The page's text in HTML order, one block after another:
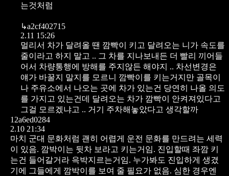
는것처럼
↳a2cf402715
2.11 15:26
멀리서 차가 달려올 땐 깜빡이 키고 달려오는 니가 속도를
줄이라고 하지 말고 .. 그 차를 지나보내든 더 빨리 끼어들
어서 차량통행에 방해를 주지않든 해야지 .. 차선변경은
얘가 바꿀지 말지를 모르니 깜빡이를 키는거지만 골목이
나 주유소에서 나오는 곳에 차가 있는건 당연히 나올 의도
를 가지고 있는건데 달려오는 차가 깜빡이 안켜져있다고
그걸 모르겠냐고 .. 거기 주차해놓았다고 생각할까
12a6ed0284
2.10 21:34
마치 군대 문화처럼 괜히 어렵게 운전 문화를 만드려는 세력
이 있음. 깜박이는 뒷차 보라고 키는거임. 진입할때 좌깜 키
는건 들어갈거라 윽박지르는거임. 누가봐도 진입하게 생겼
기에 그들에게 깜박이를 보여 줄 필요가 없음. 심한 경우엔